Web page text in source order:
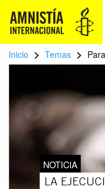
Inicio > Temas >
NOTICIA
LA